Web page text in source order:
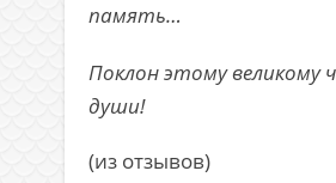
память…
Поклон этому великому
души!
(из отзывов)